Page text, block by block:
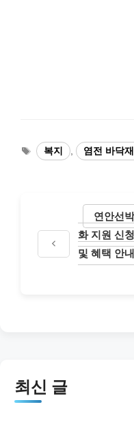
Tags
복지 , 염전 바닥
연안선
화 지원 신
및 혜택 안
최신 글